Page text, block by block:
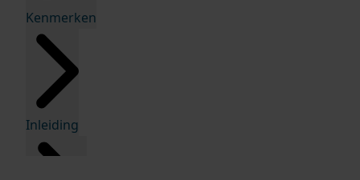
Kenmerken
Inleiding